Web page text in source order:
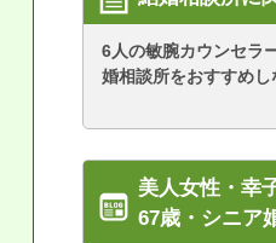
6人の敏腕カウンセラ
婚相談所をおすすめし
美人女性・幸
67歳・シニア